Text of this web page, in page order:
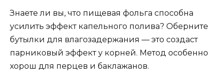
Знаете ли вы, что пищевая фольга способна
усилить эффект капельного полива? Оберните
бутылки для влагозадержания — это создаст
парниковый эффект у корней. Метод особенно
хорош для перцев и баклажанов.